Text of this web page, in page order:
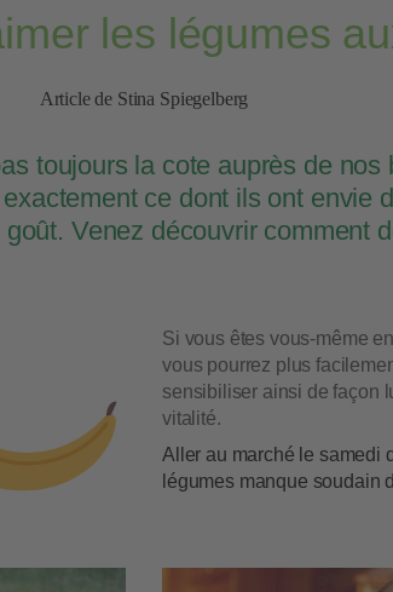
les légumes
Article de Stina Spiegelberg
toujours la cote auprès de
ce dont ils ont envie
Venez découvrir comment
Si vous êtes vous-même
vous pourrez plus
sensibiliser ainsi de façon
vitalité.
Aller au marché le samedi
légumes manque soudain